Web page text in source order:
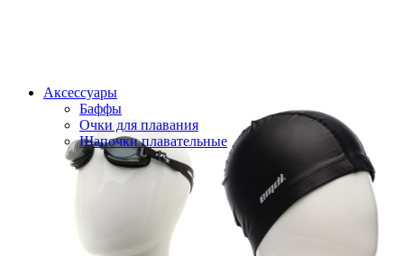
Аксессуары
Баффы
Очки для плавания
Шапочки плавательные